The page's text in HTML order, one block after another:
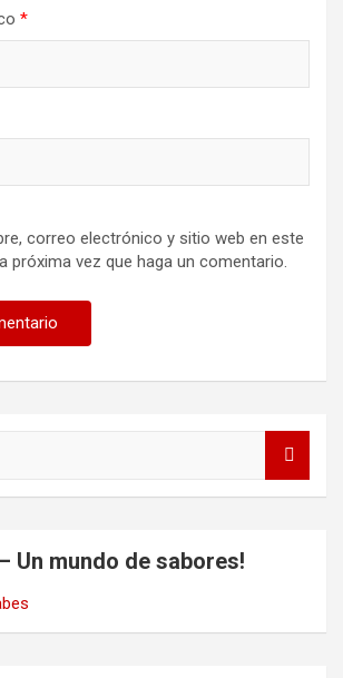
*
correo electrónico y sitio web en este
próxima vez que haga un comentario.
Un mundo de sabores!